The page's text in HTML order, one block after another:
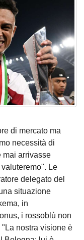
di mercato ma
necessità di
mai arrivasse
Le
delegato del
situazione
in
i rossoblù non
nostra visione è